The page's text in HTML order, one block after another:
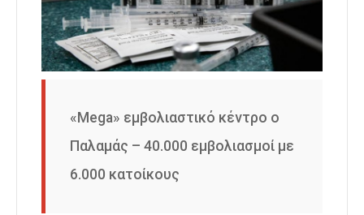
«Mega» εμβολιαστικό κέντρο ο
Παλαμάς – 40.000 εμβολιασμοί με
6.000 κατοίκους